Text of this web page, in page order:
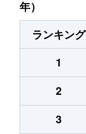
年）
ランキング
1
2
3